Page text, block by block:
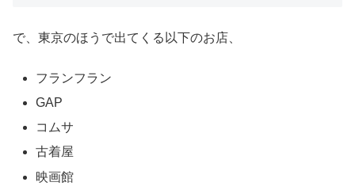
で、東京のほうで出てくる以下のお店、
フランフラン
GAP
コムサ
古着屋
映画館